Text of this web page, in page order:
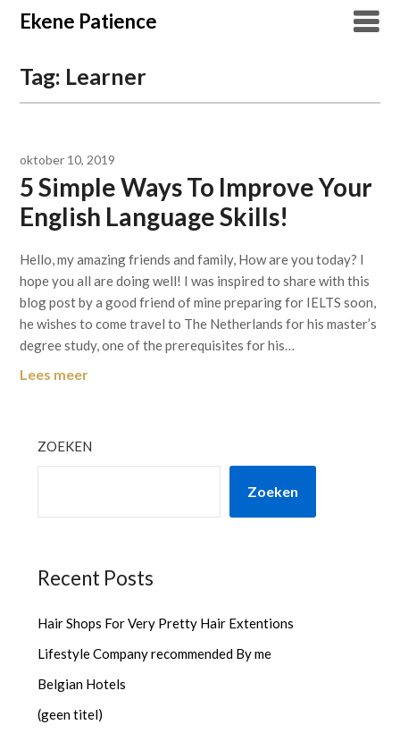
Overslaan
naar
Ekene Patience
Tag: Learner
oktober 10, 2019
5 Simple Ways To Improve Your
English Language Skills!
Hello, my amazing friends and family, How are you today? I
hope you all are doing well! I was inspired to share with this
blog post by a good friend of mine preparing for IELTS soon,
he wishes to come travel to The Netherlands for his master’s
degree study, one of the prerequisites for his…
Lees meer
ZOEKEN
Zoeken
Recent Posts
Hair Shops For Very Pretty Hair Extentions
Lifestyle Company recommended By me
Belgian Hotels
(geen titel)